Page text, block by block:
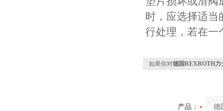
时，应选择适
行处理，若在一
如果你对德国REXROTH力
产品：